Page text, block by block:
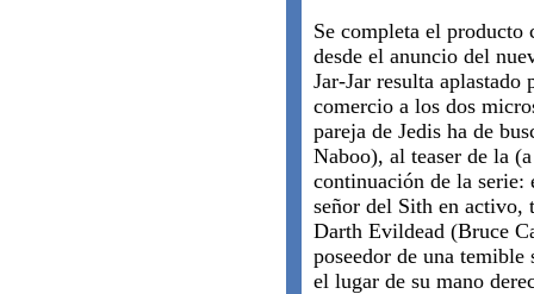
Se completa el producto
desde el anuncio del
Jar-Jar resulta aplastado
comercio a los dos
pareja de Jedis ha de
Naboo), al teaser de la
continuación de la
señor del Sith en activo,
Darth Evildead (Bruce
poseedor de una temible
el lugar de su mano